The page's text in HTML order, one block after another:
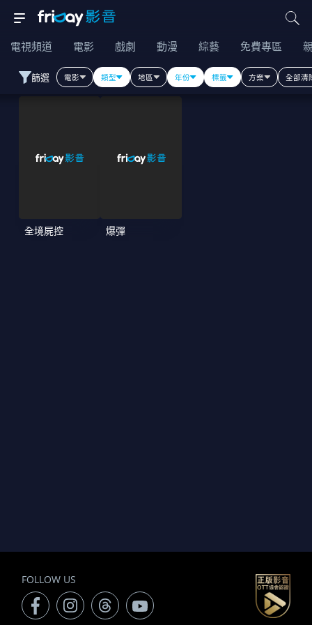
電視頻道 電影 戲劇 動漫 綜藝 免費專區
篩選 電影 類型 地區 年份 標籤 方案 全部清
全境屍控 爆彈
FOLLOW US